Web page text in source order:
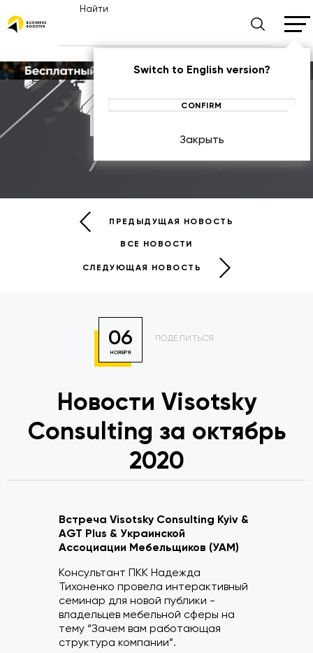
Найти
Switch to English version?
CONFIRM
Закрыть
Новости
ПРЕДЫДУЩАЯ НОВОСТЬ
ВСЕ НОВОСТИ
СЛЕДУЮЩАЯ НОВОСТЬ
06
НОЯБРЯ
ПОДЕЛИТЬСЯ
Новости Visotsky
Consulting за октябрь
2020
Встреча Visotsky Consulting Kyiv &
АGT Plus & Украинской
Ассоциации Мебельщиков (УАМ)
Консультант ПКК Надежда
Тихоненко провела интерактивный
семинар для новой публики -
владельцев мебельной сферы на
тему “Зачем вам работающая
структура компании”.